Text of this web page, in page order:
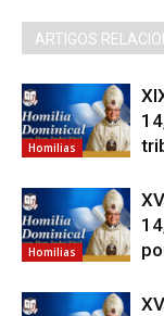
ARTIGOS
Homilias
Homilias